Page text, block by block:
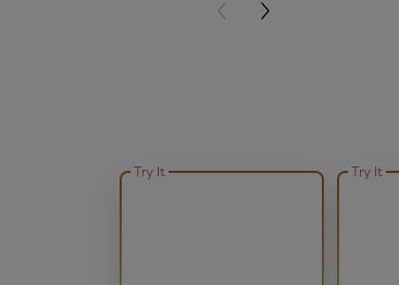
PREVIOUS CARD
NEXT CARD
Try It Try It